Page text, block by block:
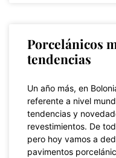
Porcelánicos
tendencias
Un año más, en
referente a nivel
tendencias y
revestimientos. De
pero hoy vamos a
pavimentos